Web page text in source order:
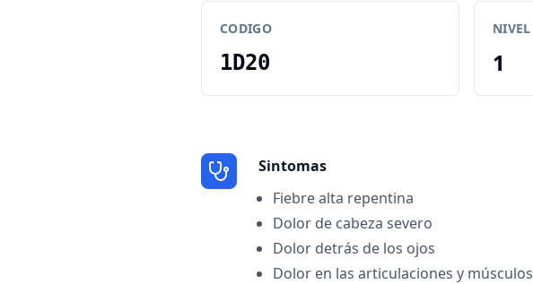
CODIGO
1D20
NIVEL
1
Sintomas
Fiebre alta repentina
Dolor de cabeza severo
Dolor detrás de los ojos
Dolor en las articulaciones y músculos